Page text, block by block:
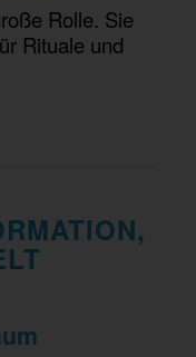
Rolle. Sie
Rituale und